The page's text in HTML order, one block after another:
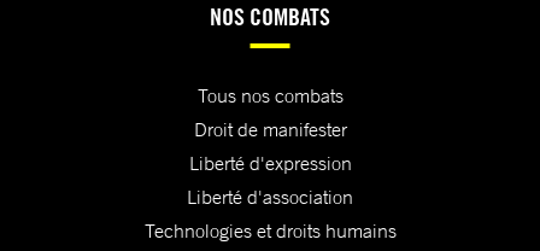
NOS COMBATS
Tous nos combats
Droit de manifester
Liberté d'expression
Liberté d'association
Technologies et droits humains